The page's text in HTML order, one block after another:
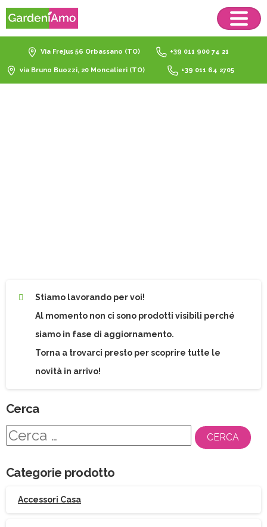
Via Frejus 56 Orbassano (TO) +39 011 900 74 21
via Bruno Buozzi, 20 Moncalieri (TO) +39 011 64 2705
Stiamo lavorando per voi!
Al momento non ci sono prodotti visibili perché
siamo in fase di aggiornamento.
Torna a trovarci presto per scoprire tutte le
novità in arrivo!
Cerca
Ricerca
Categorie prodotto
Accessori Casa